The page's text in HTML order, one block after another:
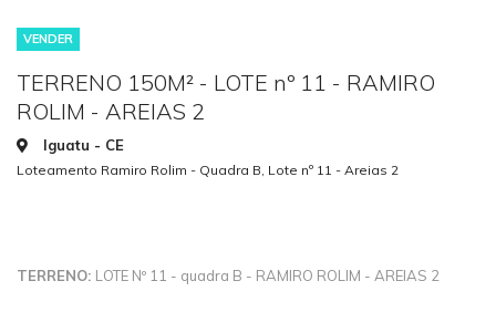
VENDER
TERRENO 150M² - LOTE nº 11 - RAMIRO
ROLIM - AREIAS 2
Iguatu - CE
Loteamento Ramiro Rolim - Quadra B, Lote nº 11 - Areias 2
TERRENO: LOTE Nº 11 - quadra B - RAMIRO ROLIM - AREIAS 2